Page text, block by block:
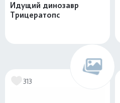
Идущий динозавр
Трицератопс
313